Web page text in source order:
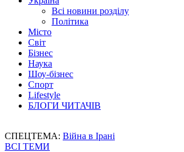
Всі новини розділу
Політика
Місто
Світ
Бізнес
Наука
Шоу-бізнес
Спорт
Lifestyle
БЛОГИ ЧИТАЧІВ
СПЕЦТЕМА: Війна в Ірані
ВСІ ТЕМИ